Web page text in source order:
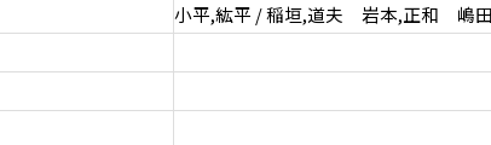
小平,紘平 / 稲垣,道夫 岩本,正和 嶋